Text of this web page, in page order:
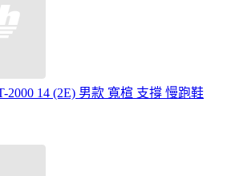
2000 14 (2E) 男款 寬楦 支撐 慢跑鞋